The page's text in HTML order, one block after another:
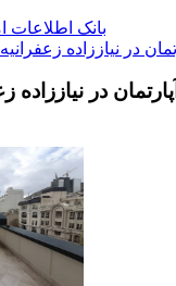
بانک اطلاعات
نیاززاده زعفرانیه تهران